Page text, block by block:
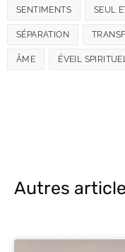
SENTIMENTS SEUL
SÉPARATION
ÂME ÉVEIL
Autres